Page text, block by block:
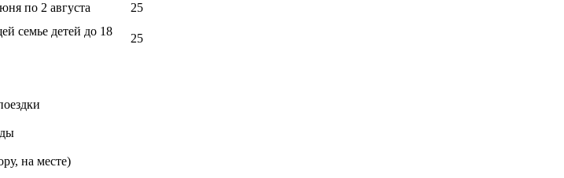
по 2 августа
25
семье детей до 18
25
на месте)